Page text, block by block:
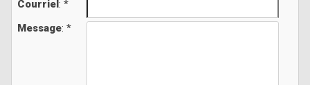
Courriel: *
Message: *